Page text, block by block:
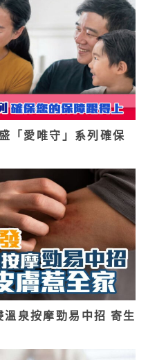
「愛唯守」系列確保
泉按摩勁易中招 寄生